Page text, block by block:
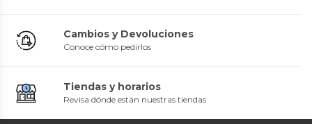
Cambios y Devoluciones
Conoce cómo pedirlos
Tiendas y horarios
Revisa dónde están nuestras tiendas